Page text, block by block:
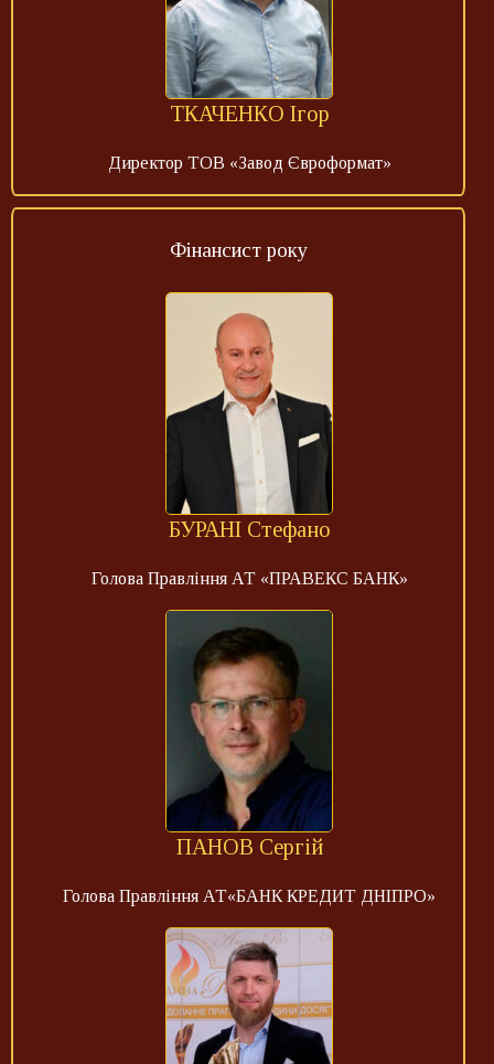
ТКАЧЕНКО Ігор
Директор ТОВ «Завод Євроформат»
Фінансист року
БУРАНІ Стефано
Голова Правління АТ «ПРАВЕКС БАНК»
ПАНОВ Сергій
Голова Правління АТ«БАНК КРЕДИТ ДНІПРО»